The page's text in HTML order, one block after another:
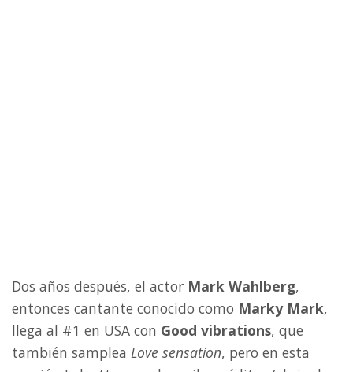
Dos años después, el actor Mark Wahlberg,
entonces cantante conocido como Marky Mark,
llega al #1 en USA con Good vibrations, que
también samplea Love sensation, pero en esta